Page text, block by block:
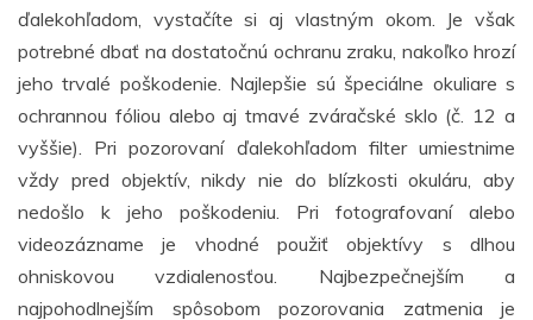
ďalekohľadom, vystačíte si aj vlastným okom. Je však
potrebné dbať na dostatočnú ochranu zraku, nakoľko hrozí
jeho trvalé poškodenie. Najlepšie sú špeciálne okuliare s
ochrannou fóliou alebo aj tmavé zváračské sklo (č. 12 a
vyššie). Pri pozorovaní ďalekohľadom filter umiestnime
vždy pred objektív, nikdy nie do blízkosti okuláru, aby
nedošlo k jeho poškodeniu. Pri fotografovaní alebo
videozázname je vhodné použiť objektívy s dlhou
ohniskovou vzdialenosťou. Najbezpečnejším a
najpohodlnejším spôsobom pozorovania zatmenia je